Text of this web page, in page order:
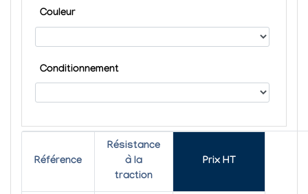
Couleur
Conditionnement
Référence
Résistance
à la
traction
Prix HT